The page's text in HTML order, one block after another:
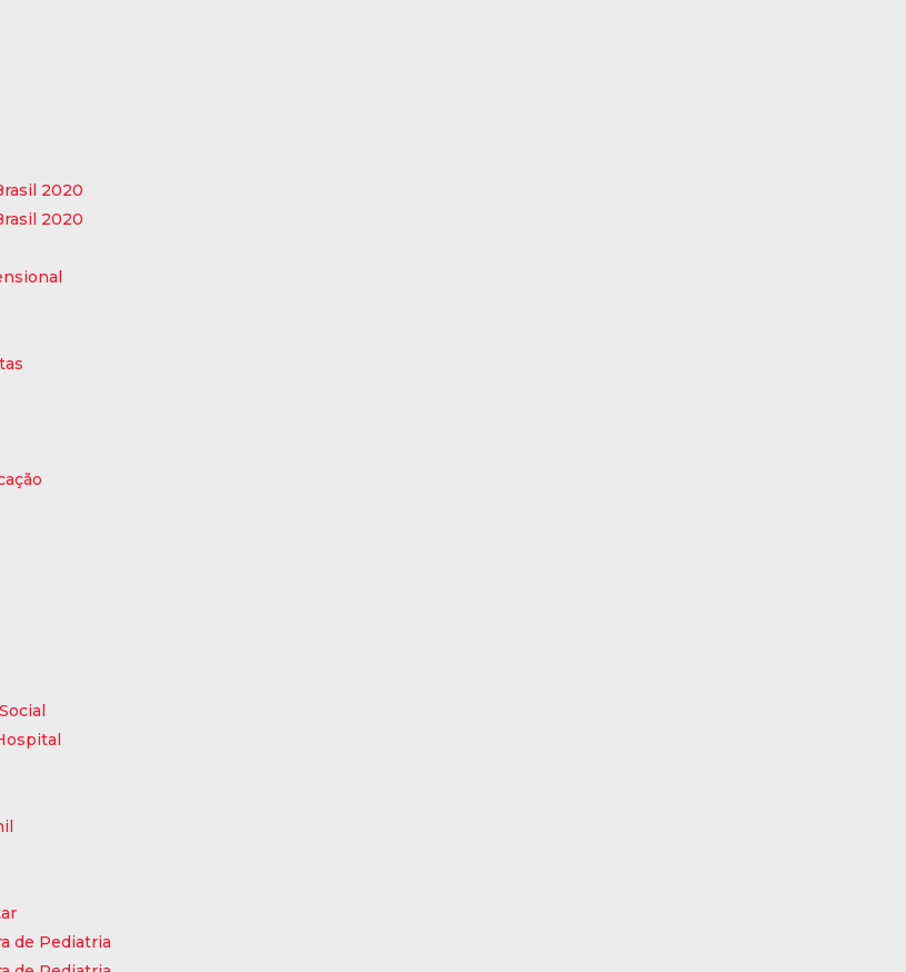
2020
2020
de Pediatria